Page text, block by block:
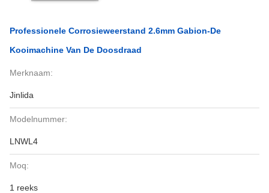
Professionele Corrosieweerstand 2.6mm Gabion-De
Kooimachine Van De Doosdraad
Merknaam:
Jinlida
Modelnummer:
LNWL4
Moq:
1 reeks